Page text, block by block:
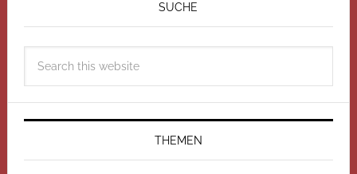
SUCHE
THEMEN